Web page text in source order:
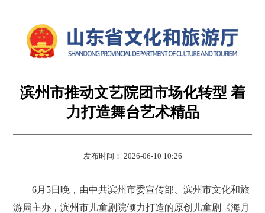
滨州市推动文艺院团市场化转型 着
力打造舞台艺术精品
发布时间： 2026-06-10 10:26
6月5日晚，由中共滨州市委宣传部、滨州市文化和旅
游局主办，滨州市儿童剧院倾力打造的原创儿童剧《海月